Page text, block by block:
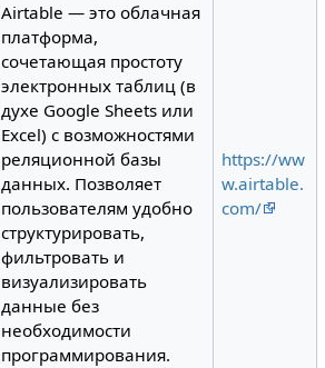
Airtable — это облачная
платформа,
сочетающая простоту
электронных таблиц (в
духе Google Sheets или
Excel) с возможностями
реляционной базы
данных. Позволяет
пользователям удобно
структурировать,
фильтровать и
визуализировать
данные без
необходимости
программирования.
https://ww
w.airtable.
com/